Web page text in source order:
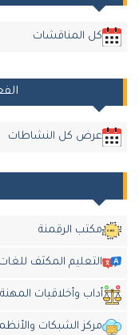
كل المناقشات
عرض كل النشاطات
مكتب الرقمنة
التعليم المكثف للغات
أداب وأخلاقيات المهنة
مركز الشبكات والأنظمة